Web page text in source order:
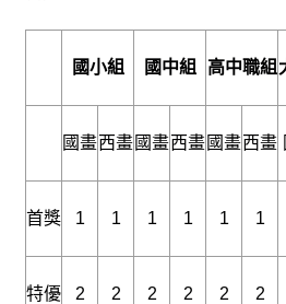
動
國小組 國中組 高中職組
國畫西畫 國畫西畫 國畫西畫
首獎 1 1 1 1 1 1
特優 2 2 2 2 2 2